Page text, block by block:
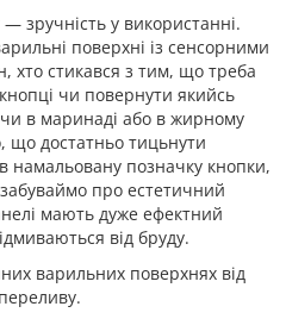
зручність у використанні.
поверхні із сенсорними
хто стикався з тим, що треба
чи повернути якийсь
в маринаді або в жирному
що достатньо тицьнути
позначку кнопки,
забуваймо про естетичний
мають дуже ефектний
від бруду.
варильних поверхнях від